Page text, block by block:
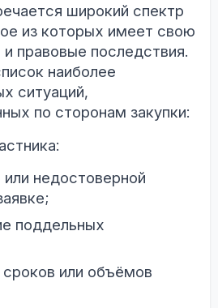
широкий спектр
из которых имеет свою
правовые последствия.
наиболее
ситуаций,
по сторонам закупки:
недостоверной
поддельных
или объёмов